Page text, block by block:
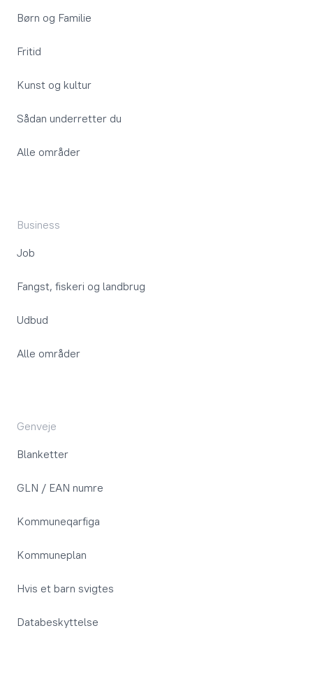
Børn og Familie
Fritid
Kunst og kultur
Sådan underretter du
Alle områder
Business
Job
Fangst, fiskeri og landbrug
Udbud
Alle områder
Genveje
Blanketter
GLN / EAN numre
Kommuneqarfiga
Kommuneplan
Hvis et barn svigtes
Databeskyttelse